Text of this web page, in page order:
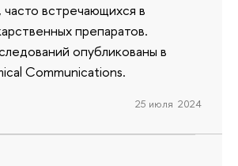
часто встречающихся в
препаратов.
опубликованы в
Communications.
25 июля 2024